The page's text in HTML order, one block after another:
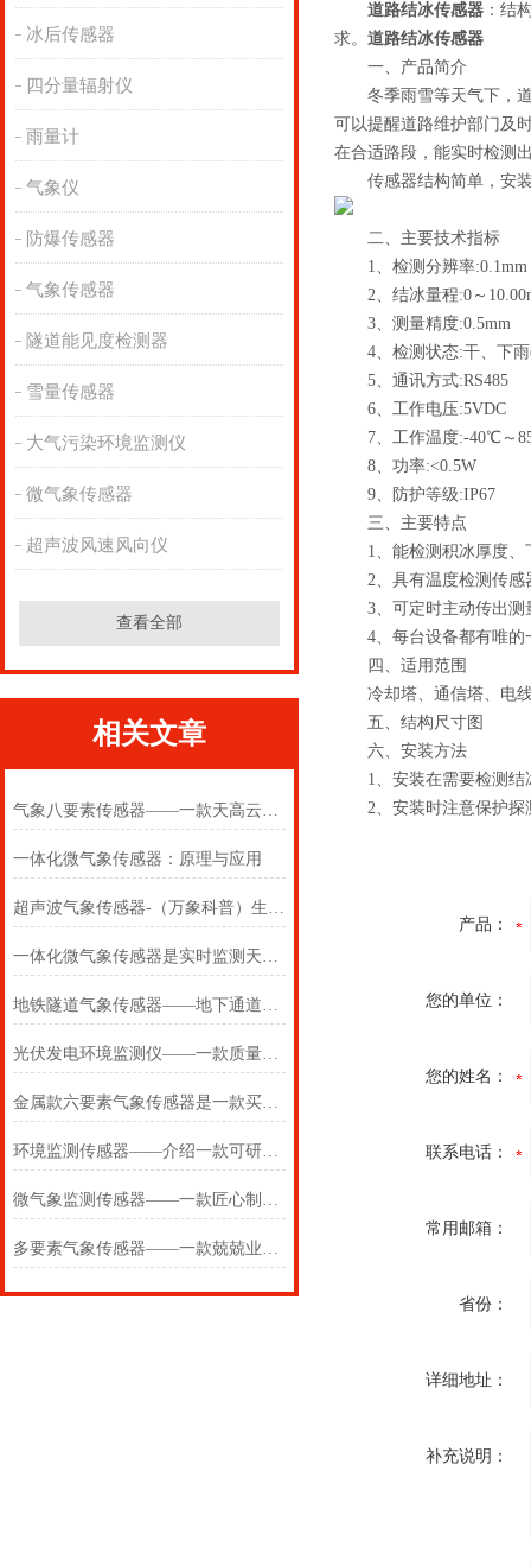
冰后传感器
四分量辐射仪
雨量计
气象仪
防爆传感器
气象传感器
隧道能见度检测器
雪量传感器
大气污染环境监测仪
微气象传感器
超声波风速风向仪
查看全部
相关文章
气象八要素传感器——一款天高云淡的草原气象传感器#2022已更新
一体化微气象传感器：原理与应用
超声波气象传感器-（万象科普）生产物联网系统的源头（2024+）
一体化微气象传感器是实时监测天气的智能利器
地铁隧道气象传感器——地下通道也通用的地铁隧道环境传感器
光伏发电环境监测仪——一款质量就是好的七参数气象传感器
金属款六要素气象传感器是一款买了不后悔的六要素微气象传感
环境监测传感器——介绍一款可研可田的多功能气象传感器
微气象监测传感器——一款匠心制造的无线气象传感器
多要素气象传感器——一款兢兢业业的一体式十二要素气象传感器
道路结冰传感器 ：结
求。 道路结冰传感器
一、产品简介
冬季雨雪等天气下，道
可以提醒道路维护部门及
在合适路段，能实时检测
传感器结构简单，安装
二、主要技术指标
1、检测分辨率:0.1mm
2、结冰量程:0～
3、测量精度:0.5mm
4、检测状态:干、下雨
5、通讯方式:RS485
6、工作电压:5VDC
7、工作温度:-40℃～
8、功率:<0.5W
9、防护等级:IP67
三、主要特点
1、能检测积冰厚度、
2、具有温度检测传感
3、可定时主动传出测
4、每台设备都有唯的
四、适用范围
冷却塔、通信塔、电线
五、结构尺寸图
六、安装方法
1、安装在需要检测结
2、安装时注意保护探
产品：
您的单位：
您的姓名：
联系电话：
常用邮箱：
省份：
详细地址：
补充说明：